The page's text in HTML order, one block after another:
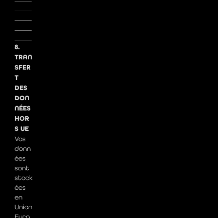
8.
TRAN
SFER
T
DES
DON
NÉES
HOR
S UE
Vos
donn
ées
sont
stock
ées
en
Union